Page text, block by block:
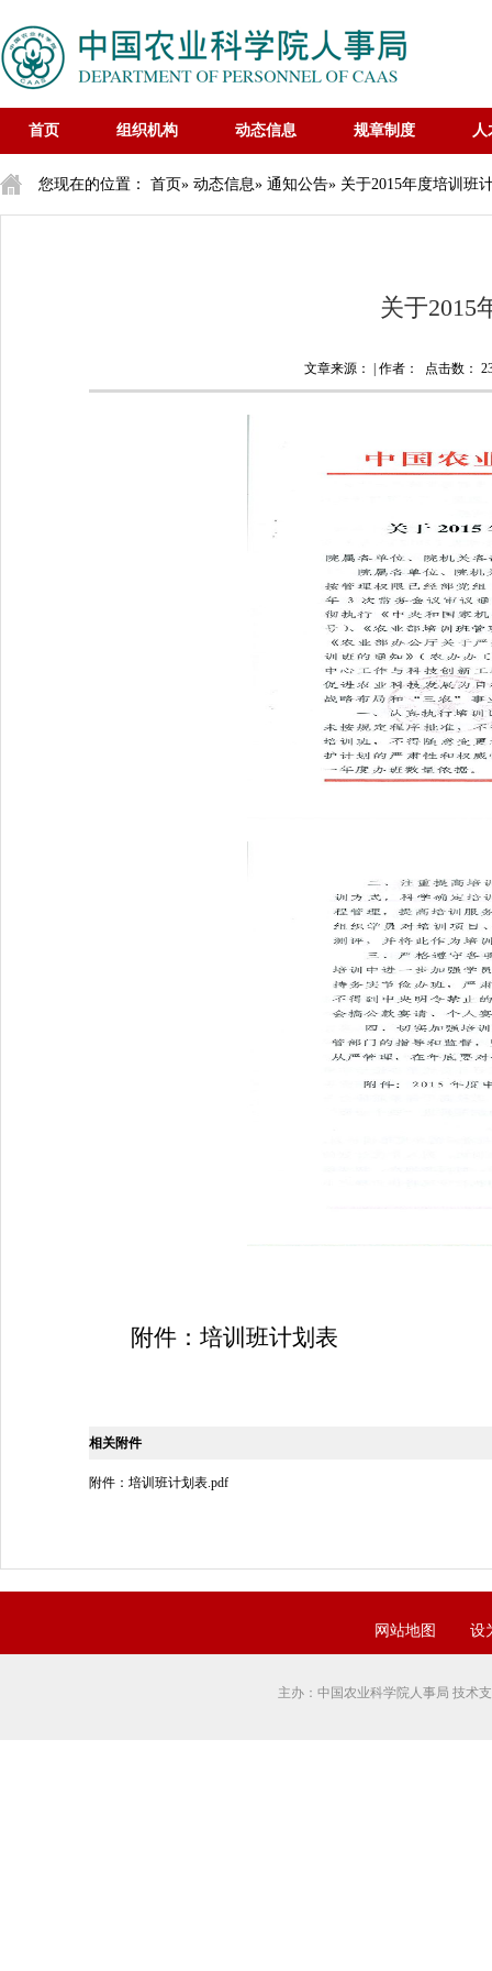
首页 组织机构 动态信息 规章制度 人
您现在的位置： 首页» 动态信息» 通知公告» 关于2015年度培训班
关于2015
文章来源： | 作者： 点击数：
附件：培训班计划表
相关附件
附件：培训班计划表.pdf
网站地图 设
主办：中国农业科学院人事局 技术